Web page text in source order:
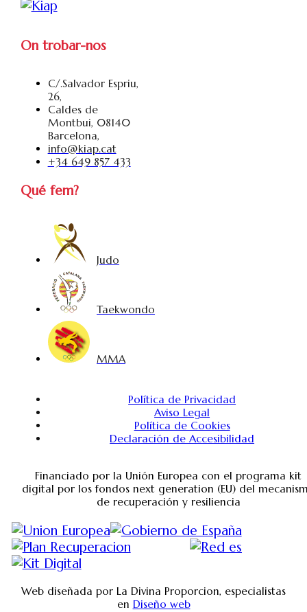
On trobar-nos
C/.Salvador Espriu,
26,
Caldes de
Montbui, 08140
Barcelona,
info@kiap.cat
+34 649 857 433
Qué fem?
Judo
Taekwondo
MMA
Política de Privacidad
Aviso Legal
Política de Cookies
Declaración de Accesibilidad
Financiado por la Unión Europea con el programa kit
digital por los fondos next generation (EU) del
de recuperación y resiliencia
Web diseñada por La Divina Proporcion, especialistas
en Diseño web